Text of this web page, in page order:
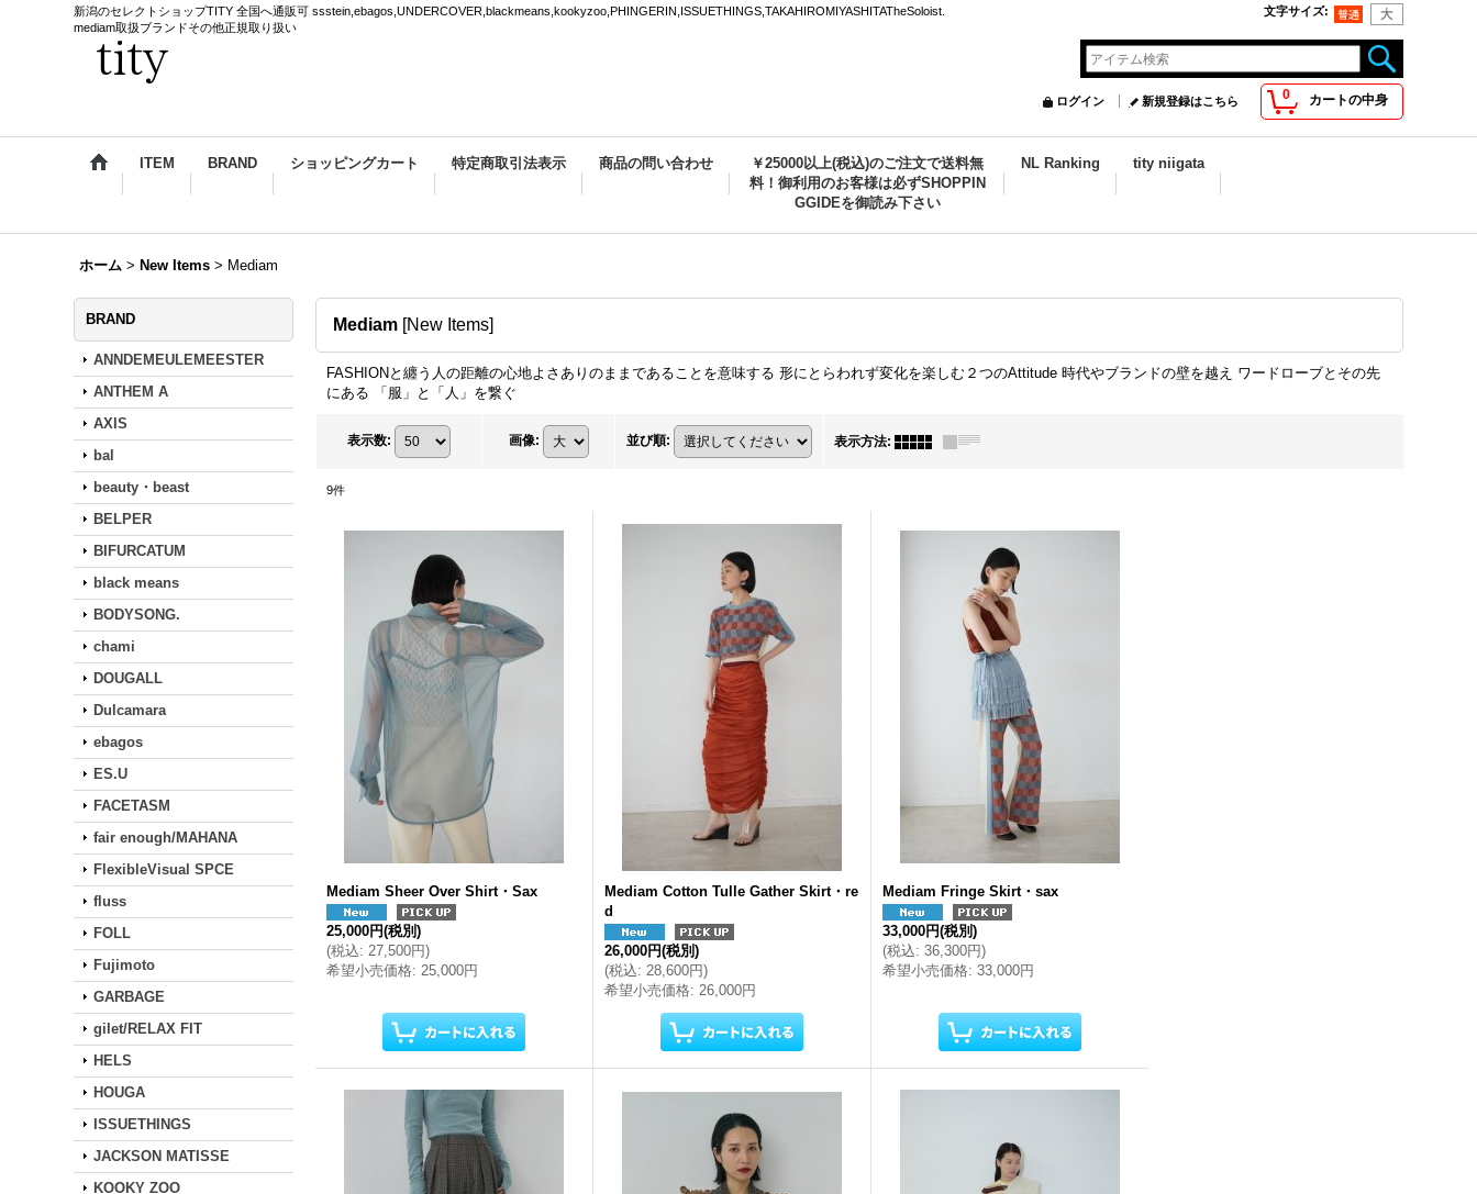
新潟のセレクトショップTITY 全国へ通販可 ssstein,ebagos,UNDERCOVER,blackmeans,kookyzoo,PHINGERIN,ISSUETHINGS,TAKAHIROMIYASHITATheSoloist.
mediam取扱ブランドその他正規取り扱い
文字サイズ:
0 カートの中身
ログイン 新規登録はこちら
ITEM BRAND ショッピングカート 特定商取引法表示 商品の問い合わせ
￥25000以上(税込)のご注文で送料無
料！御利用のお客様は必ずSHOPPIN
GGIDEを御読み下さい
NL Ranking tity niigata
ホーム > New Items > Mediam
BRAND
ANNDEMEULEMEESTER
ANTHEM A
AXIS
bal
beauty・beast
BELPER
BIFURCATUM
black means
BODYSONG.
chami
DOUGALL
Dulcamara
ebagos
ES.U
FACETASM
fair enough/MAHANA
FlexibleVisual SPCE
fluss
FOLL
Fujimoto
GARBAGE
gilet/RELAX FIT
HELS
HOUGA
ISSUETHINGS
JACKSON MATISSE
KOOKY ZOO
Mediam [New Items]
FASHIONと纏う人の距離の心地よさありのままであることを意味する 形にとらわれず変化を楽しむ２つのAttitude 時代やブランドの壁を越え ワードローブとその先
にある 「服」と「人」を繋ぐ
表示数: 画像: 並び順: 表示方法:
9件
Mediam Sheer Over Shirt・Sax
25,000円(税別)
(税込: 27,500円)
希望小売価格: 25,000円
Mediam Cotton Tulle Gather Skirt・re
d
26,000円(税別)
(税込: 28,600円)
希望小売価格: 26,000円
Mediam Fringe Skirt・sax
33,000円(税別)
(税込: 36,300円)
希望小売価格: 33,000円